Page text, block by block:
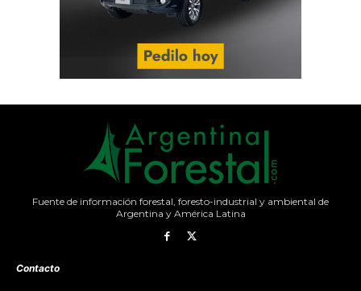
Fuente de información forestal, foresto-industrial y ambiental de
Argentina y América Latina
Contacto